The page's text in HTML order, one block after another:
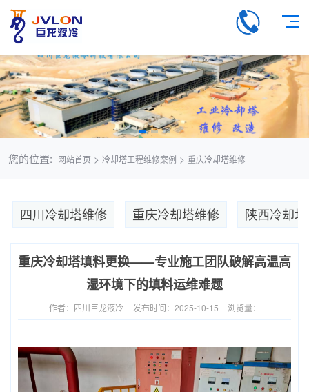
您的位置: 网站首页 > 冷却塔工程维修案例 > 重庆冷却塔维修
四川冷却塔维修 重庆冷却塔维修 陕西冷却
重庆冷却塔填料更换——专业施工团队破解高温高
湿环境下的填料运维难题
作者：四川巨龙液冷 发布时间：2025-10-15 浏览量：